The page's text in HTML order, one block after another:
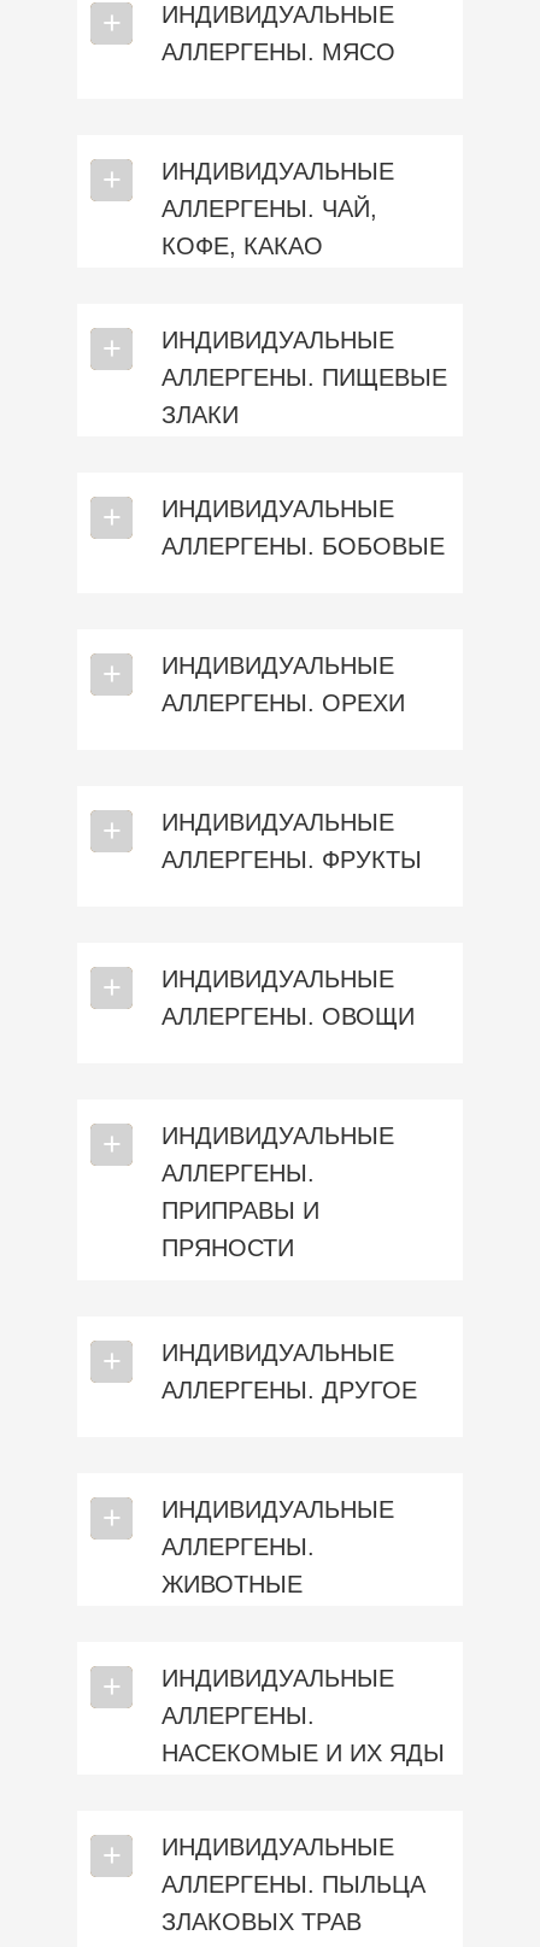
ИНДИВИДУАЛЬНЫЕ
АЛЛЕРГЕНЫ. МЯСО
⎯
+
ИНДИВИДУАЛЬНЫЕ
АЛЛЕРГЕНЫ. ЧАЙ,
КОФЕ, КАКАО
⎯
+
ИНДИВИДУАЛЬНЫЕ
АЛЛЕРГЕНЫ. ПИЩЕВЫЕ
ЗЛАКИ
⎯
+
ИНДИВИДУАЛЬНЫЕ
АЛЛЕРГЕНЫ. БОБОВЫЕ
⎯
+
ИНДИВИДУАЛЬНЫЕ
АЛЛЕРГЕНЫ. ОРЕХИ
⎯
+
ИНДИВИДУАЛЬНЫЕ
АЛЛЕРГЕНЫ. ФРУКТЫ
⎯
+
ИНДИВИДУАЛЬНЫЕ
АЛЛЕРГЕНЫ. ОВОЩИ
⎯
+
ИНДИВИДУАЛЬНЫЕ
АЛЛЕРГЕНЫ.
ПРИПРАВЫ И
ПРЯНОСТИ
⎯
+
ИНДИВИДУАЛЬНЫЕ
АЛЛЕРГЕНЫ. ДРУГОЕ
⎯
+
ИНДИВИДУАЛЬНЫЕ
АЛЛЕРГЕНЫ.
ЖИВОТНЫЕ
⎯
+
ИНДИВИДУАЛЬНЫЕ
АЛЛЕРГЕНЫ.
НАСЕКОМЫЕ И ИХ ЯДЫ
⎯
+
ИНДИВИДУАЛЬНЫЕ
АЛЛЕРГЕНЫ. ПЫЛЬЦА
ЗЛАКОВЫХ ТРАВ
⎯
+